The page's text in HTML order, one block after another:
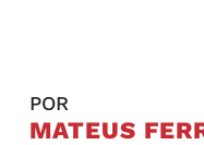
POR
MATEUS